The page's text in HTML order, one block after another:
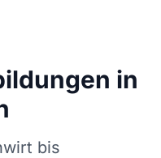
in
bis